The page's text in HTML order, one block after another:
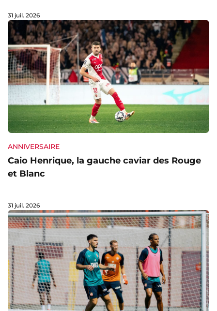
31 juil. 2026
ANNIVERSAIRE
Caio Henrique, la gauche caviar des Rouge
et Blanc
31 juil. 2026